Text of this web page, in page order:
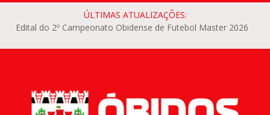
ÚLTIMAS ATUALIZAÇÕES:
Edital do 2º Campeonato Obidense de Futebol Master 2026